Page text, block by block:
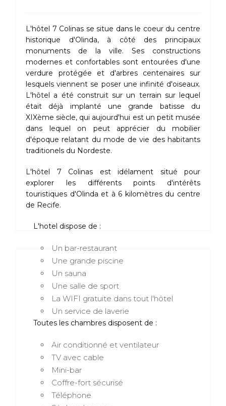
L'hôtel 7 Colinas se situe dans le coeur du centre
historique d'Olinda, à côté des principaux
monuments de la ville. Ses constructions
modernes et confortables sont entourées d'une
verdure protégée et d'arbres centenaires sur
lesquels viennent se poser une infinité d'oiseaux.
L'hôtel a été construit sur un terrain sur lequel
était déjà implanté une grande batisse du
XIXème siècle, qui aujourd'hui est un petit musée
dans lequel on peut apprécier du mobilier
d'époque relatant du mode de vie des habitants
traditionels du Nordeste.
L'hôtel 7 Colinas est idélament situé pour
explorer les différents points d'intérêts
touristiques d'Olinda et à 6 kilomètres du centre
de Recife.
L'hotel dispose de :
Un bar-restaurant
Une grande piscine
Un sauna
Une salle de sport
La WIFI gratuite dans tout l'hôtel
Un service de laverie
Toutes les chambres disposent de :
Air conditionné et ventilateur
TV avec cable
Mini-bar
Coffre-fort sécurisé
Téléphone